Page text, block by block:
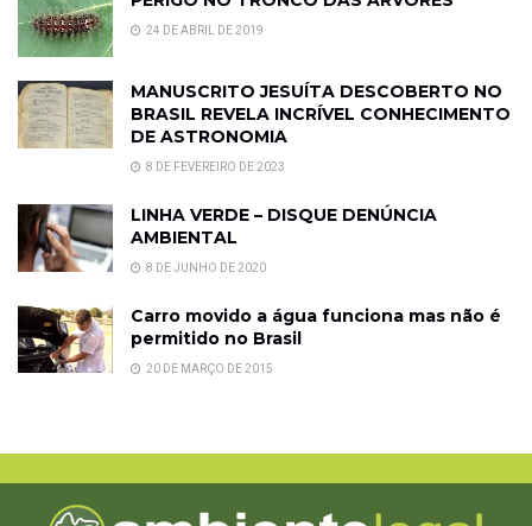
24 DE ABRIL DE 2019
MANUSCRITO JESUÍTA DESCOBERTO NO
BRASIL REVELA INCRÍVEL CONHECIMENTO
DE ASTRONOMIA
8 DE FEVEREIRO DE 2023
LINHA VERDE – DISQUE DENÚNCIA
AMBIENTAL
8 DE JUNHO DE 2020
Carro movido a água funciona mas não é
permitido no Brasil
20 DE MARÇO DE 2015